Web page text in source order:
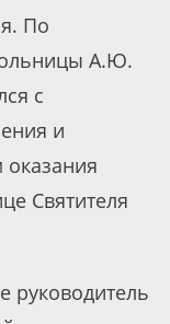
По
А.Ю.
с
и
Святителя
руководитель